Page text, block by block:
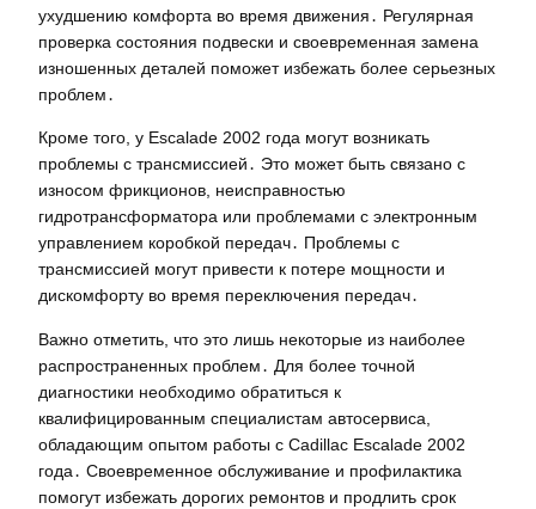
ухудшению комфорта во время движения․ Регулярная
проверка состояния подвески и своевременная замена
изношенных деталей поможет избежать более серьезных
проблем․
Кроме того, у Escalade 2002 года могут возникать
проблемы с трансмиссией․ Это может быть связано с
износом фрикционов, неисправностью
гидротрансформатора или проблемами с электронным
управлением коробкой передач․ Проблемы с
трансмиссией могут привести к потере мощности и
дискомфорту во время переключения передач․
Важно отметить, что это лишь некоторые из наиболее
распространенных проблем․ Для более точной
диагностики необходимо обратиться к
квалифицированным специалистам автосервиса,
обладающим опытом работы с Cadillac Escalade 2002
года․ Своевременное обслуживание и профилактика
помогут избежать дорогих ремонтов и продлить срок